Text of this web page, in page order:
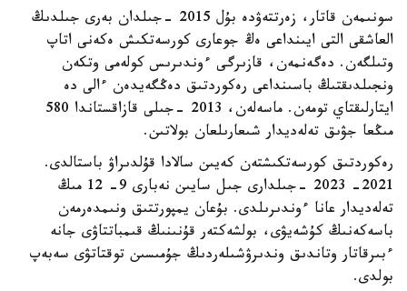
سونىمەن قاتار، زەرتتەۋدە بۇل 2015 -جىلدان بەرى جىلدىڭ
العاشقى التى ايىنداعى ەڭ جوعارى كورسەتكىش ەكەنى اتاپ
وتىلگەن. دەگەنمەن، قازىرگى ءوندىرىس كولەمى وتكەن
ونجىلدىقتىڭ باسىنداعى رەكوردتىق دەڭگەيدەن ءالى دە
ايتارلىقتاي تومەن. ماسەلەن، 2013 -جىلى قازاقستاندا 580
مىڭعا جۋىق تەلەديدار شىعارىلعان بولاتىن.
رەكوردتىق كورسەتكىشتەن كەيىن سالادا قۇلدىراۋ باستالدى.
2021- 2023 -جىلدارى جىل سايىن نەبارى 9- 12 مىڭ
تەلەديدار عانا ءوندىرىلدى. بۇعان يمپورتتىق ونىمدەرمەن
باسەكەنىڭ كۇشەيۋى، بولشەكتەر قۇنىنىڭ قىمباتتاۋى جانە
ءبىرقاتار وتاندىق وندىرۋشىلەردىڭ جۇمىسىن توقتاتۋى سەبەپ
بولدى.